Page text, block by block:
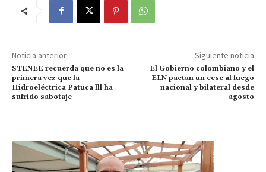
Noticia anterior
STENEE recuerda que no es la
primera vez que la
Hidroeléctrica Patuca lll ha
sufrido sabotaje
Siguiente noticia
El Gobierno colombiano y el
ELN pactan un cese al fuego
nacional y bilateral desde
agosto